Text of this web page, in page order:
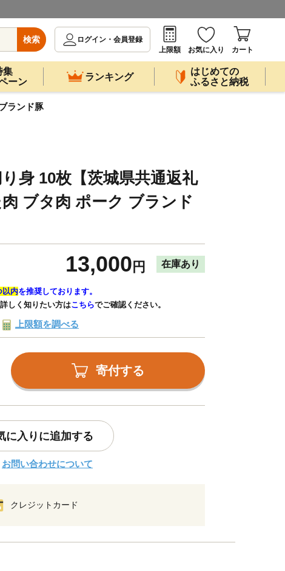
検索
ログイン・会員登録
上限額
お気に入り カート
集
ーン
ランキング
はじめての
ふるさと納税
ランド豚
身 10枚【茨城県共通返礼
ブタ肉 ポーク ブランド
13,000 円 在庫あり
以内を推奨しております。
しく知りたい方はこちらでご確認ください。
上限額を調べる
寄付する
に入りに追加する
お問い合わせについて
クレジットカード